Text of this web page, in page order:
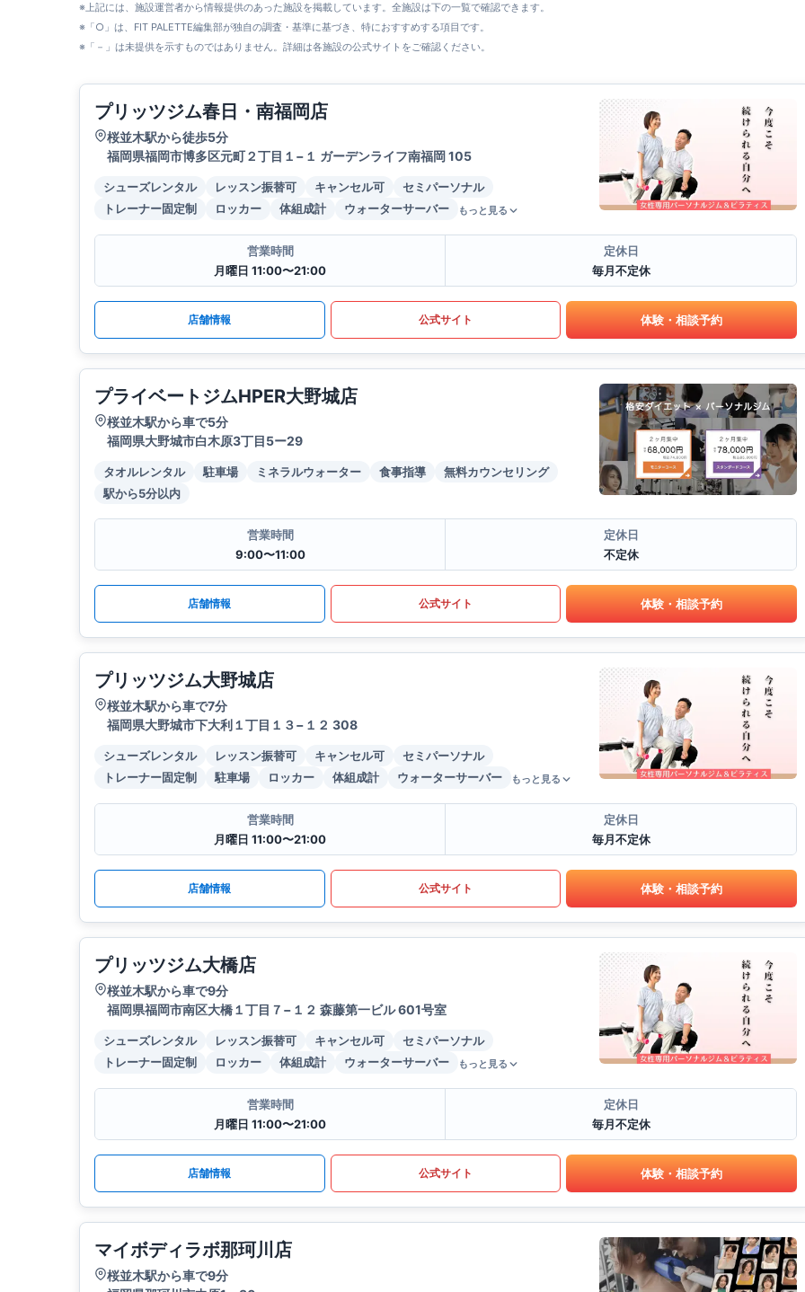
※上記には、施設運営者から情報提供のあった施設を掲載しています。全施設は下の一覧で確認できます。
※「○」は、FIT PALETTE編集部が独自の調査・基準に基づき、特におすすめする項目です。
※「－」は未提供を示すものではありません。詳細は各施設の公式サイトをご確認ください。
プリッツジム春日・南福岡店
桜並木駅から徒歩5分
福岡県福岡市博多区元町２丁目１−１ ガーデンライフ南福岡 105
シューズレンタル レッスン振替可 キャンセル可
セミパーソナル
トレーナー固定制
ロッカー 体組成計 ウォーターサーバー もっと見る
営業時間
月曜日 11:00〜21:00
定休日
毎月不定休
店舗情報 公式サイト 体験・相談予約
プライベートジムHPER大野城店
桜並木駅から車で5分
福岡県大野城市白木原3丁目5ー29
タオルレンタル 駐車場 ミネラルウォーター 食事指導
無料カウンセリング
駅から5分以内
営業時間
9:00〜11:00
定休日
不定休
店舗情報 公式サイト 体験・相談予約
プリッツジム大野城店
桜並木駅から車で7分
福岡県大野城市下大利１丁目１３−１２ 308
シューズレンタル レッスン振替可 キャンセル可
セミパーソナル
トレーナー固定制
駐車場 ロッカー 体組成計 ウォーターサーバー もっと見る
営業時間
月曜日 11:00〜21:00
定休日
毎月不定休
店舗情報 公式サイト 体験・相談予約
プリッツジム大橋店
桜並木駅から車で9分
福岡県福岡市南区大橋１丁目７−１２ 森藤第一ビル 601号室
シューズレンタル レッスン振替可 キャンセル可
セミパーソナル
トレーナー固定制
ロッカー 体組成計 ウォーターサーバー もっと見る
営業時間
月曜日 11:00〜21:00
定休日
毎月不定休
店舗情報 公式サイト 体験・相談予約
マイボディラボ那珂川店
桜並木駅から車で9分